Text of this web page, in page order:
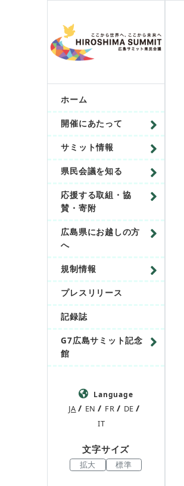
ホーム
開催にあたって
サミット情報
県民会議を知る
応援する取組・協
賛・寄附
広島県にお越しの方
へ
規制情報
プレスリリース
記録誌
G7広島サミット記念
館
Language
JA EN FR
DE
IT
文字サイズ
拡大 標準